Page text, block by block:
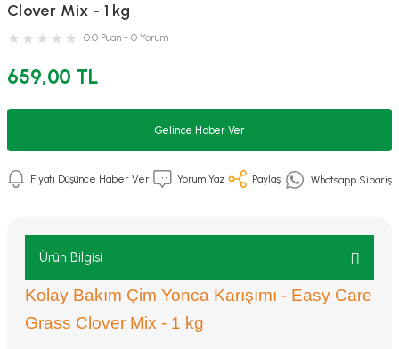
Clover Mix - 1 kg
0.0 Puan - 0 Yorum
659,00 TL
Gelince Haber Ver
Fiyatı Düşünce Haber Ver Yorum Yaz Paylaş Whatsapp Sipariş
Ürün Bilgisi
Kolay Bakım Çim Yonca Karışımı - Easy Care
Grass Clover Mix - 1 kg